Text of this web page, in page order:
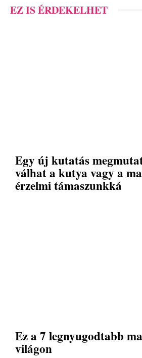
EZ IS ÉRDEKELHET
Egy új kutatás
válhat a kutya vagy a
érzelmi támaszunkká
Ez a 7 legnyugodtabb
világon